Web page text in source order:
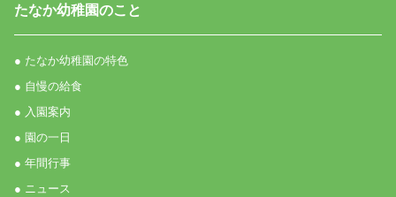
たなか幼稚園のこと
● たなか幼稚園の特色
● 自慢の給食
● 入園案内
● 園の一日
● 年間行事
● ニュース